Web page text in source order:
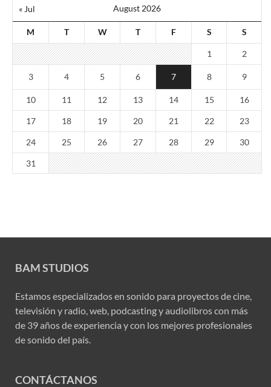
August 2026
M T W T F S S
« Jul
1 2
3 4 5 6 7 8 9
10 11 12 13 14 15 16
17 18 19 20 21 22 23
24 25 26 27 28 29 30
31
BAM STUDIOS
Estamos especializados en sonido para proyectos de cine,
televisión y radio, web, podcasting y audiolibros con más
de 39 años de experiencia y con los mejores profesionales
de sonido del país.
CONTÁCTANOS